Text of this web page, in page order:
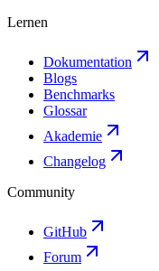
Lernen
Dokumentation
Blogs
Benchmarks
Glossar
Akademie
Changelog
Community
GitHub
Forum